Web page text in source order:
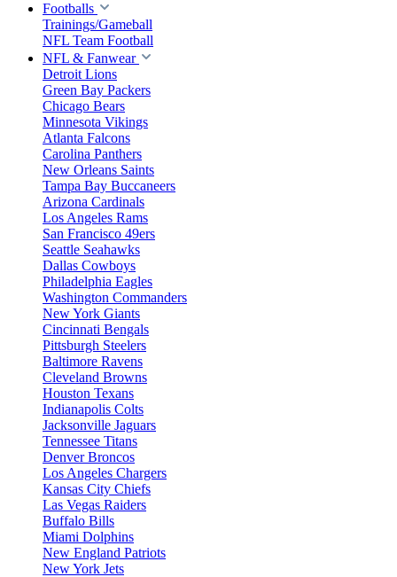
Footballs
Trainings/Gameball
NFL Team Football
NFL & Fanwear
Detroit Lions
Green Bay Packers
Chicago Bears
Minnesota Vikings
Atlanta Falcons
Carolina Panthers
New Orleans Saints
Tampa Bay Buccaneers
Arizona Cardinals
Los Angeles Rams
San Francisco 49ers
Seattle Seahawks
Dallas Cowboys
Philadelphia Eagles
Washington Commanders
New York Giants
Cincinnati Bengals
Pittsburgh Steelers
Baltimore Ravens
Cleveland Browns
Houston Texans
Indianapolis Colts
Jacksonville Jaguars
Tennessee Titans
Denver Broncos
Los Angeles Chargers
Kansas City Chiefs
Las Vegas Raiders
Buffalo Bills
Miami Dolphins
New England Patriots
New York Jets